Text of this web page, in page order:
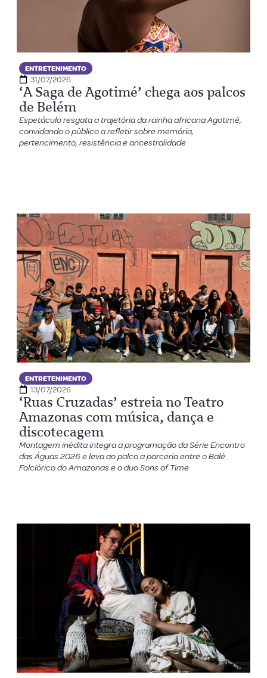
ENTRETENIMENTO
31/07/2026
‘A Saga de Agotimé’ chega aos palcos
de Belém
Espetáculo resgata a trajetória da rainha africana Agotimé,
convidando o público a refletir sobre memória,
pertencimento, resistência e ancestralidade
ENTRETENIMENTO
13/07/2026
‘Ruas Cruzadas’ estreia no Teatro
Amazonas com música, dança e
discotecagem
Montagem inédita integra a programação da Série Encontro
das Águas 2026 e leva ao palco a parceria entre o Balé
Folclórico do Amazonas e o duo Sons of Time